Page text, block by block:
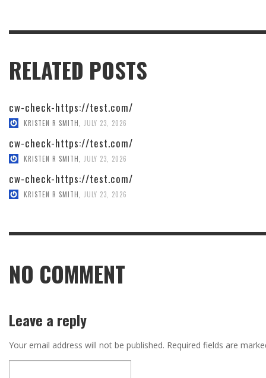
RELATED POSTS
cw-check-https://test.com/
KRISTEN R SMITH JULY 23, 2026
cw-check-https://test.com/
KRISTEN R SMITH JULY 23, 2026
cw-check-https://test.com/
KRISTEN R SMITH JULY 23, 2026
NO COMMENT
Leave a reply
Your email address will not be published. Required fields are